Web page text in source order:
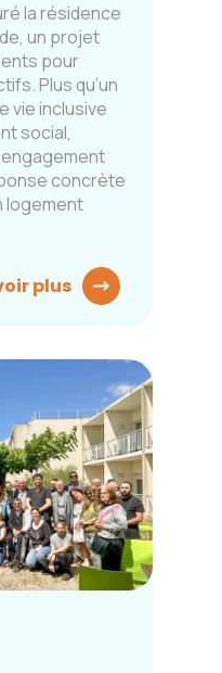
la résidence
un projet
pour
Plus qu’un
vie inclusive
social,
concrète
logement
plus